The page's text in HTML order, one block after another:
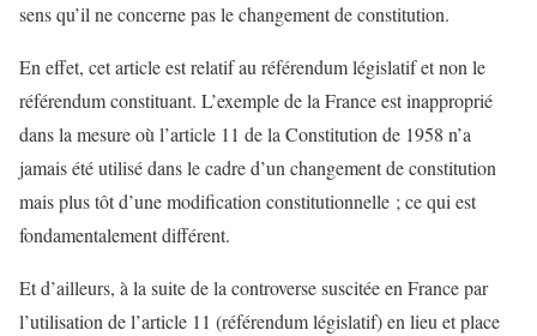
sens qu’il ne concerne pas le changement de constitution.
En effet, cet article est relatif au référendum législatif et non le
référendum constituant. L’exemple de la France est inapproprié
dans la mesure où l’article 11 de la Constitution de 1958 n’a
jamais été utilisé dans le cadre d’un changement de constitution
mais plus tôt d’une modification constitutionnelle ; ce qui est
fondamentalement différent.
Et d’ailleurs, à la suite de la controverse suscitée en France par
l’utilisation de l’article 11 (référendum législatif) en lieu et place